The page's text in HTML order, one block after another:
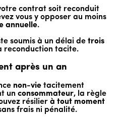
contrat soit reconduit
vous y opposer au moins
annuelle.
soumis à un délai de trois
reconduction tacite.
après un an
non-vie tacitement
un consommateur, la règle
résilier à tout moment
frais ni pénalité.